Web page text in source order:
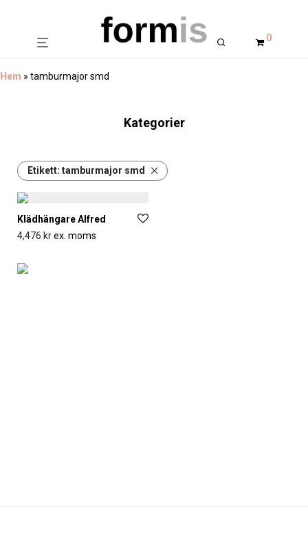
0
Hem » tamburmajor smd
Kategorier
Etikett: tamburmajor smd
Klädhängare Alfred
4,476 krex. moms